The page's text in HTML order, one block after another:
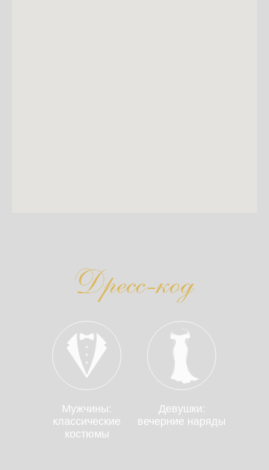
Дорогие гости
Мужчины:
классические
костюмы
Девушки:
вечерние наряды